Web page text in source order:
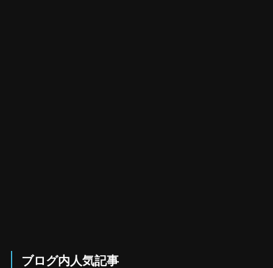
ブログ内人気記事